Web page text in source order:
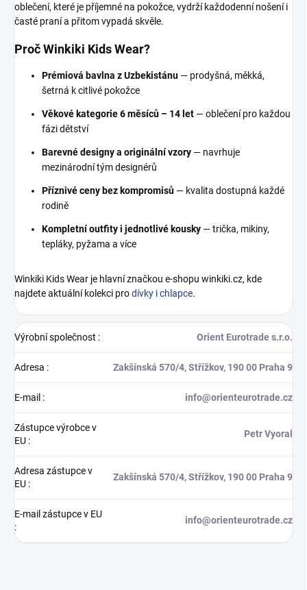
oblečení, které je příjemné na pokožce, vydrží každodenní nošení i
časté praní a přitom vypadá skvěle.
Proč Winkiki Kids Wear?
Prémiová bavlna z Uzbekistánu — prodyšná, měkká,
šetrná k citlivé pokožce
Věkové kategorie 6 měsíců – 14 let — oblečení pro každou
fázi dětství
Barevné designy a originální vzory — navrhuje
mezinárodní tým designérů
Příznivé ceny bez kompromisů — kvalita dostupná každé
rodině
Kompletní outfity i jednotlivé kousky — trička, mikiny,
tepláky, pyžama a více
Winkiki Kids Wear je hlavní značkou e-shopu winkiki.cz, kde
najdete aktuální kolekci prodívky i chlapce.
Výrobní společnost : Orient Eurotrade s.r.o.
Adresa : Zakšínská 570/4, Střížkov, 190 00 Praha 9
E-mail : info@orienteurotrade.cz
Zástupce výrobce v
EU :
Petr Vyoral
Adresa zástupce v
EU :
Zakšínská 570/4, Střížkov, 190 00 Praha 9
E-mail zástupce v EU
:
info@orienteurotrade.cz